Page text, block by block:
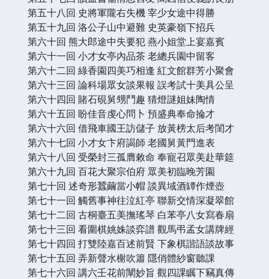
第五十八回 史將軍隴右失機 宰少女途中得勝
第五十九回 洛公子山中避難 史英豪嶺下招兵
第六十回 熊大郎途中失要犯 燕小姐堂上宴嘉賓
第六十一回 小才女亭內品茶 老總兵園中留客
第六十二回 綠香園四美巧相逢 紅文館群芳小聚會
第六十三回 論科場眾女談果報 誤考試十美具公呈
第六十四回 賭石硯舅甥鬥趣 猜燈謎姐妹陶情
第六十五回 盼佳音虔心問卜 預盛典奉命掄才
第六十六回 借飛車國王訪儲子 放黃榜太后考閨才
第六十七回 小才女卞府謁師 老國舅黃門進表
第六十八回 受榮封三孤膺敕命 奉寵召眾美赴華筵
第六十九回 百花大聚宗伯府 眾美初臨晚芳園
第七十回 述奇形蠶繭當小帽 談異域酒罈作煙壺
第七十一回 觸舊事神往泣紅亭 聯新交情深凝翠館
第七十二回 古桐臺五美撫瑤琴 白苯亭八女寫春扇
第七十三回 看圍棋姚姝談弈譜 觀馬弔孟女講牌經
第七十四回 打雙陸嘉百述前賢 下象棋諧語談故事
第七十五回 弄新聲水榭吹簫 隱俏體紗窗聽課
第七十六回 講六壬花前闡妙旨 觀四課瞩下竊真傳